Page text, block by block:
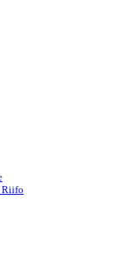
Riifo